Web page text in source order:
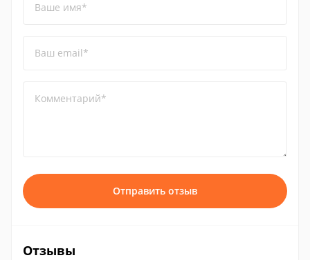
Ваше имя*
Ваш email*
Комментарий*
Отправить отзыв
Отзывы